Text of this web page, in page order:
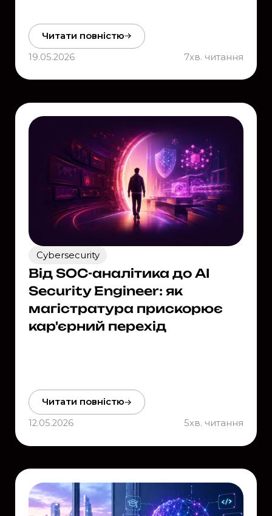
Читати повністю
19.05.2026
7хв. читання
Cybersecurity
Від SOC-аналітика до AI
Security Engineer: як
магістратура прискорює
кар'єрний перехід
Читати повністю
12.05.2026
5хв. читання